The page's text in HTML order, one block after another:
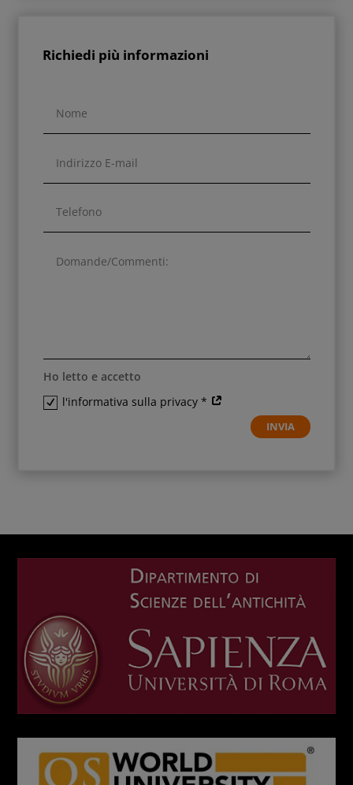
Richiedi più informazioni
Ho letto e accetto
l'informativa sulla privacy *
INVIA